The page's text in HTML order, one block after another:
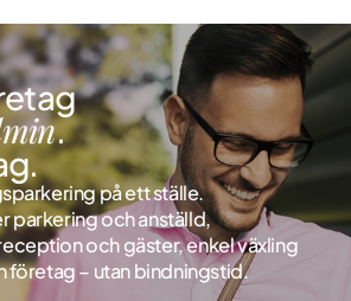
.
på ett ställe.
parkering och anställd,
och gäster, enkel växling
företag – utan bindningstid.